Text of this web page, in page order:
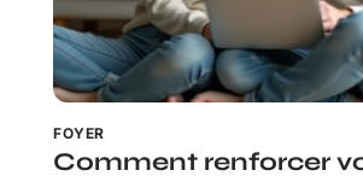
FOYER
Comment renforcer